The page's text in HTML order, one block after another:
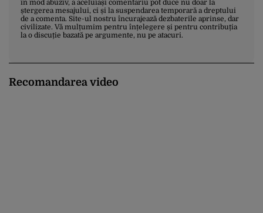
în mod abuziv, a aceluiași comentariu pot duce nu doar la
ștergerea mesajului, ci și la suspendarea temporară a dreptului
de a comenta. Site-ul nostru încurajează dezbaterile aprinse, dar
civilizate. Vă mulțumim pentru înțelegere și pentru contribuția
la o discuție bazată pe argumente, nu pe atacuri.
Recomandarea video